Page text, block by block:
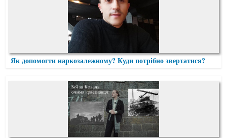
Як допомогти наркозалежному? Куди потрібно звертатися?